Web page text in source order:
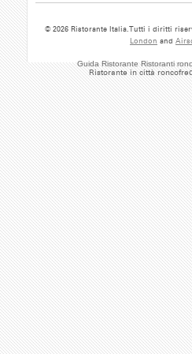
Guida Ristorante Ristoranti
Ristorante in città
© 2026 Ristorante Italia.Tutti i diritti
London and